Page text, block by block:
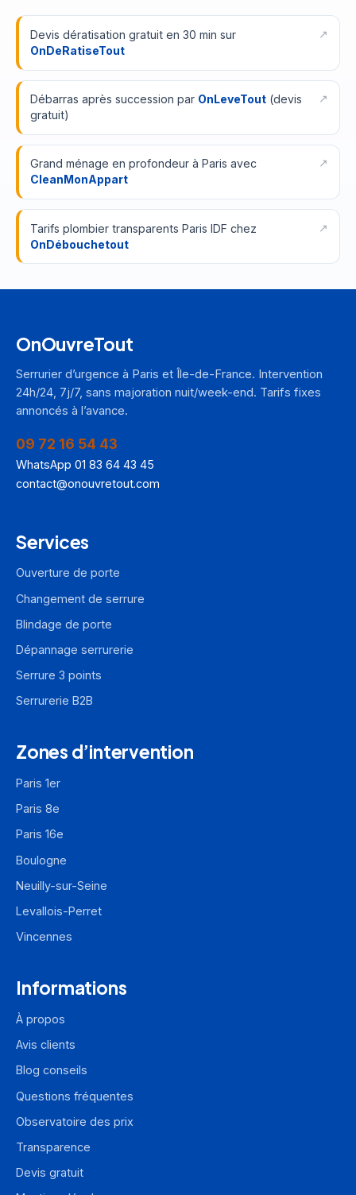
Devis dératisation gratuit en 30 min sur
OnDeRatiseTout
Débarras après succession par OnLeveTout(devis
gratuit)
Grand ménage en profondeur à Paris avec
CleanMonAppart
Tarifs plombier transparents Paris IDF chez
OnDébouchetout
OnOuvreTout
Serrurier d’urgence à Paris et Île-de-France. Intervention
24h/24, 7j/7, sans majoration nuit/week-end. Tarifs fixes
annoncés à l’avance.
09 72 16 54 43
WhatsApp 01 83 64 43 45
contact@onouvretout.com
Services
Ouverture de porte
Changement de serrure
Blindage de porte
Dépannage serrurerie
Serrure 3 points
Serrurerie B2B
Zones d’intervention
Paris 1er
Paris 8e
Paris 16e
Boulogne
Neuilly-sur-Seine
Levallois-Perret
Vincennes
Informations
À propos
Avis clients
Blog conseils
Questions fréquentes
Observatoire des prix
Transparence
Devis gratuit